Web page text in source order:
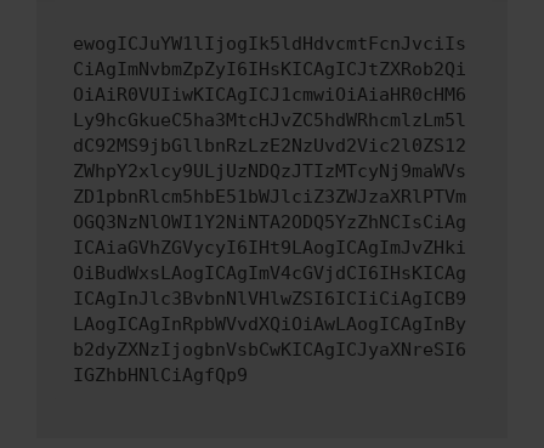
ewogICJuYW1lIjogIk5ldHdvcmtFcnJvciIs
CiAgImNvbmZpZyI6IHsKICAgICJtZXRob2Qi
OiAiR0VUIiwKICAgICJ1cmwiOiAiaHR0cHM6
Ly9hcGkueC5ha3MtcHJvZC5hdWRhcmlzLm5l
dC92MS9jbGllbnRzLzE2NzUvd2Vic2l0ZS12
ZWhpY2xlcy9ULjUzNDQzJTIzMTcyNj9maWVs
ZD1pbnRlcm5hbE51bWJlciZ3ZWJzaXRlPTVm
OGQ3NzNlOWI1Y2NiNTA2ODQ5YzZhNCIsCiAg
ICAiaGVhZGVycyI6IHt9LAogICAgImJvZHki
OiBudWxsLAogICAgImV4cGVjdCI6IHsKICAg
ICAgInJlc3BvbnNlVHlwZSI6ICIiCiAgICB9
LAogICAgInRpbWVvdXQiOiAwLAogICAgInBy
b2dyZXNzIjogbnVsbCwKICAgICJyaXNreSI6
IGZhbHNlCiAgfQp9